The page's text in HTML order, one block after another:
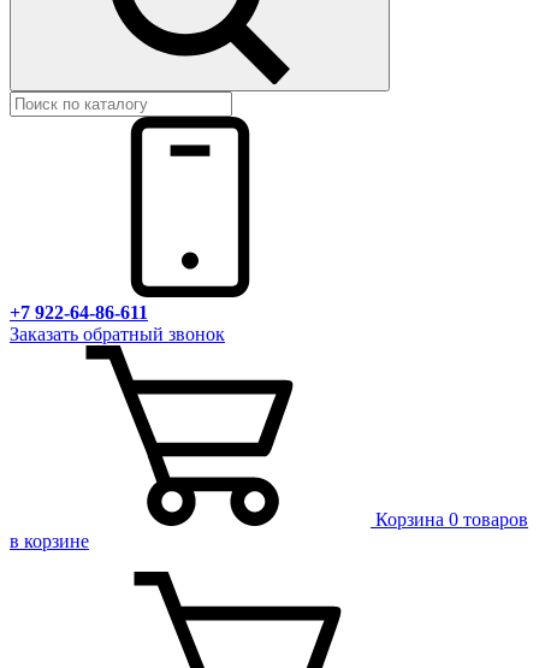
+7 922-64-86-611
Заказать обратный звонок
Корзина 0 товаров
в корзине